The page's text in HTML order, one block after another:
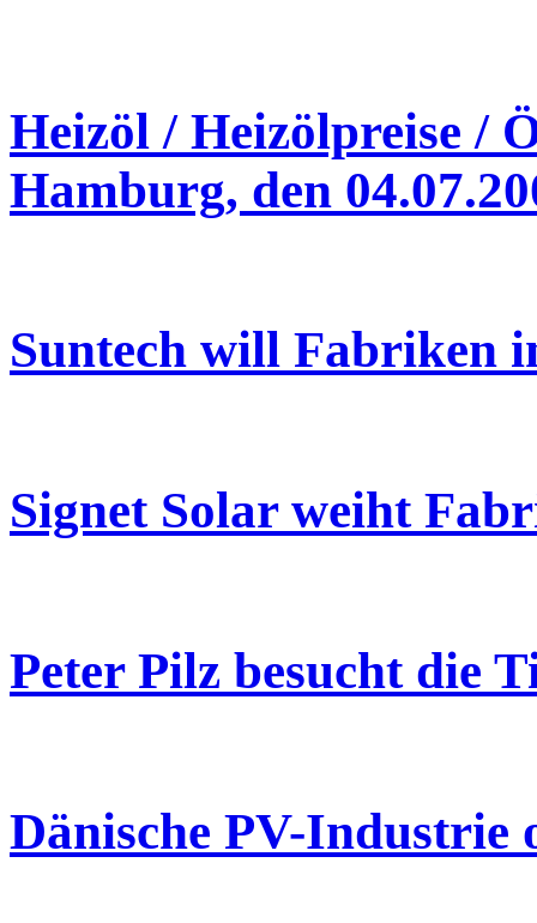
Heizöl / Heizölpreise /
Hamburg, den
Suntech will Fabriken
Signet Solar weiht
Peter Pilz besucht die
Dänische PV-Industrie